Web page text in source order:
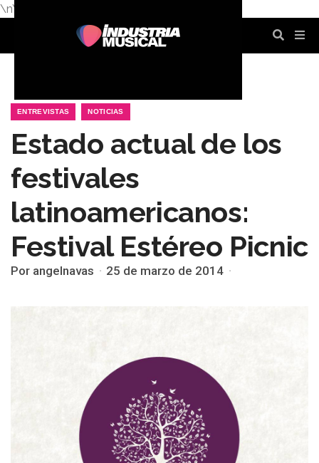
\n\n
ENTREVISTAS NOTICIAS
Estado actual de los
festivales
latinoamericanos:
Festival Estéreo Picnic
Por angelnavas 25 de marzo de 2014